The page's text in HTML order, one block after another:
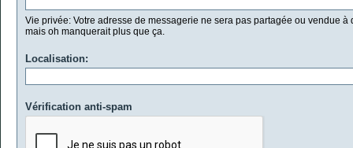
Vie privée: Votre adresse de messagerie ne sera pas partagée ou vendue à
mais oh manquerait plus que ça.
Localisation:
Vérification anti-spam